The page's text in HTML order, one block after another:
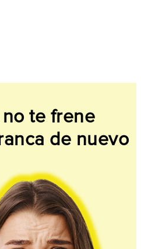
te frene
de nuevo